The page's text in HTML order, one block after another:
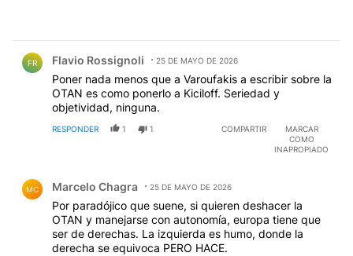
FR Flavio Rossignoli 25 DE MAYO DE 2026
Poner nada menos que a Varoufakis a escribir sobre la
OTAN es como ponerlo a Kiciloff. Seriedad y
objetividad, ninguna.
RESPONDER 1 1 COMPARTIR
MARCAR
COMO
INAPROPIADO
MC Marcelo Chagra 25 DE MAYO DE 2026
Por paradójico que suene, si quieren deshacer la
OTAN y manejarse con autonomía, europa tiene que
ser de derechas. La izquierda es humo, donde la
derecha se equivoca PERO HACE.